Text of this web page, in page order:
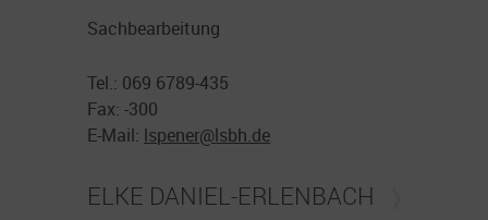
Sachbearbeitung
Tel.: 069 6789-435
Fax: -300
E-Mail: lspener@lsbh.de
ELKE DANIEL-ERLENBACH